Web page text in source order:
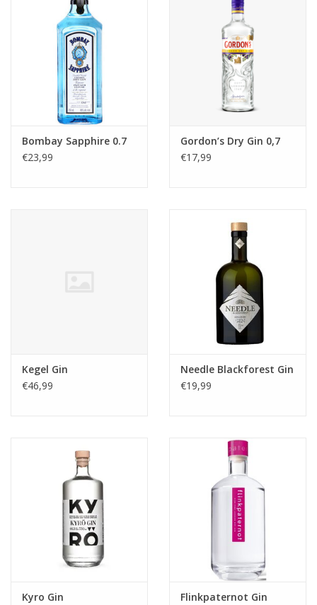
Bombay Sapphire 0.7
€23,99
Gordon’s Dry Gin 0,7
€17,99
Kegel Gin
€46,99
Needle Blackforest Gin
€19,99
Kyro Gin
Flinkpaternot Gin